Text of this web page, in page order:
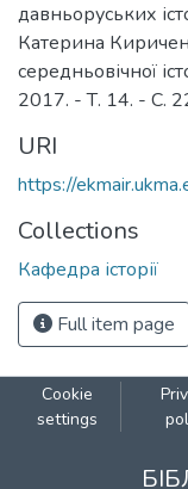
давньоруських
Катерина
середньовічної
2017. - Т. 14. - С.
URI
https://
Collections
Кафедра історії
Full item page
Cookie
settings